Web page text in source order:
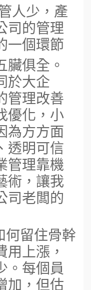
人少，產
司的管理
一個環節
俱全。
於大企
管理改善
優化，小
為方方面
透明可信
管理靠機
術，讓我
司老闆的
留住骨幹
上漲，
。每個員
加，但估